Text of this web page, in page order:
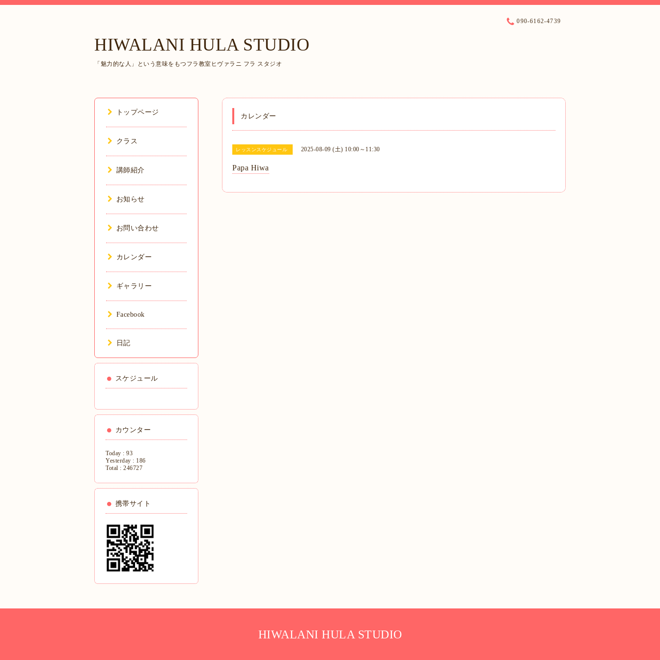
HIWALANI HULA STUDIO
「魅力的な人」という意味をもつフラ教室ヒヴァラニ フラ スタジオ
090-6162-4739
カレンダー
レッスンスケジュール 2025-08-09 (土) 10:00～11:30
Papa Hiwa
トップページ
クラス
講師紹介
お知らせ
お問い合わせ
カレンダー
ギャラリー
Facebook
日記
スケジュール
カウンター
Today : 93
Yesterday : 186
Total : 246727
携帯サイト
HIWALANI HULA STUDIO